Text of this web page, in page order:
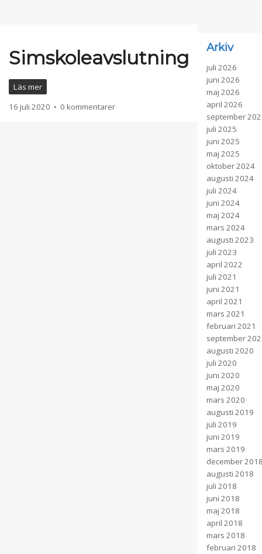
Simskoleavslutning
Läs mer
16 juli 2020 • 0 kommentarer
Arkiv
juli 2026
juni 2026
maj 2026
april 2026
september
juli 2025
juni 2025
maj 2025
oktober 2024
augusti 2024
juli 2024
juni 2024
maj 2024
mars 2024
augusti 2023
juli 2023
april 2022
juli 2021
juni 2021
april 2021
mars 2021
februari 2021
september
augusti 2020
juli 2020
juni 2020
maj 2020
mars 2020
augusti 2019
juli 2019
juni 2019
mars 2019
december
augusti 2018
juli 2018
juni 2018
maj 2018
april 2018
mars 2018
februari 2018